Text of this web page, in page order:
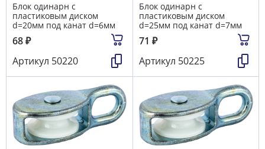
Блок одинарн с
пластиковым диском
d=20мм под канат d=6мм
68₽
Артикул 50220
Блок одинарн с
пластиковым диском
d=25мм под канат d=7мм
71 ₽
Артикул 50225